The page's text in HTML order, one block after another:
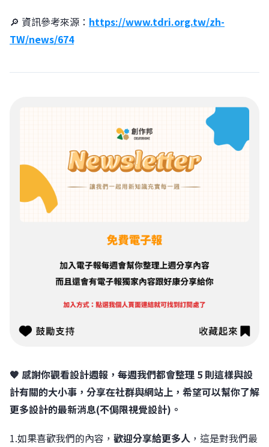
🔎 資訊參考來源： https://www.tdri.org.tw/zh-
TW/news/674
🧡 感謝你觀看設計週報，每週我們都會整理 5 則這樣與設
計有關的大小事，分享在社群與網站上，希望可以幫你了解
更多設計的最新消息(不侷限視覺設計)。
1.如果喜歡我們的內容， 歡迎分享給更多人 ，這是對我們最